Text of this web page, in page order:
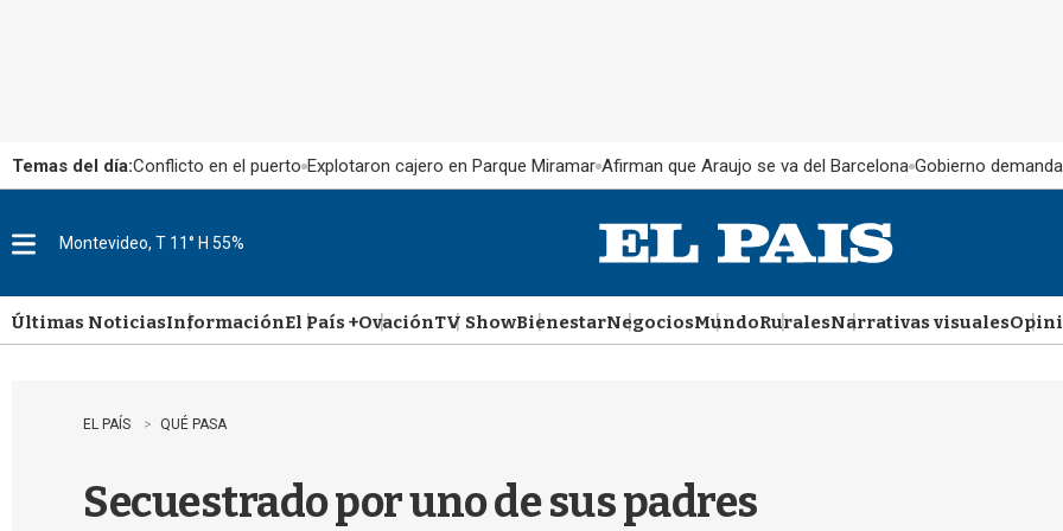
Temas del día:Conflicto en el puerto Explotaron cajero en Parque Miramar Afirman que Araujo se va del Barcelona Gobierno
u
Montevideo, T 11° H 55%
Últimas NoticiasInformaciónEl País +OvaciónTV ShowBienestarNegociosMundoRuralesNarrativas visuales
EL PAÍS QUÉ PASA
Secuestrado por uno de sus padres